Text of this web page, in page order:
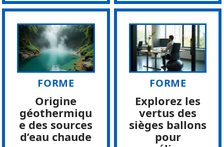
FORME
Origine
géothermiqu
e des sources
d’eau chaude
FORME
Explorez les
vertus des
sièges ballons
pour